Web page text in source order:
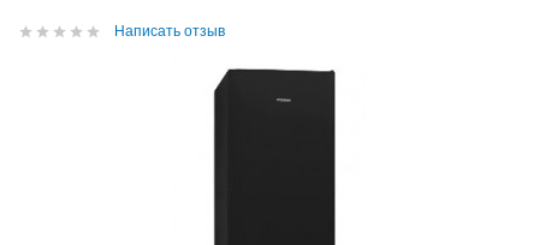
Написать отзыв